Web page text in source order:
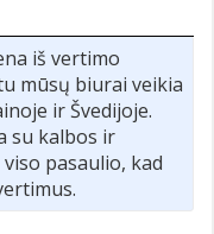
iš vertimo
mūsų biurai veikia
ir Švedijoje.
su kalbos ir
pasaulio, kad